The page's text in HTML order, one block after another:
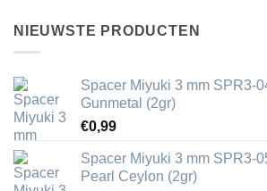
NIEUWSTE PRODUCTEN
Spacer Miyuki 3 mm SPR3-
Gunmetal (2gr)
€0,99
Spacer Miyuki 3 mm SPR3-
Pearl Ceylon (2gr)